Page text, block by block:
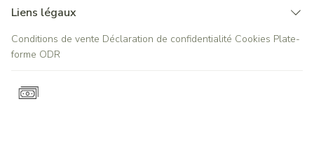
Liens légaux
Conditions de vente Déclaration de confidentialité Cookies Plate-
forme ODR